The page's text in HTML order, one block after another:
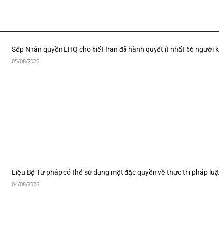
Sếp Nhân quyền LHQ cho biết Iran đã hành quyết ít nhất 56 người
05/08/2026
Liệu Bộ Tư pháp có thể sử dụng một đặc quyền về thực thi pháp
04/08/2026